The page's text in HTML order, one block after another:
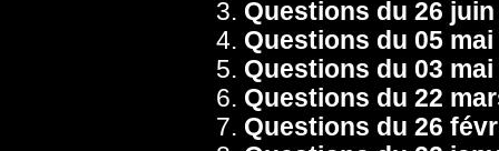
Questions du 26 juin
Questions du 05 mai
Questions du 03 mai
Questions du 22
Questions du 26